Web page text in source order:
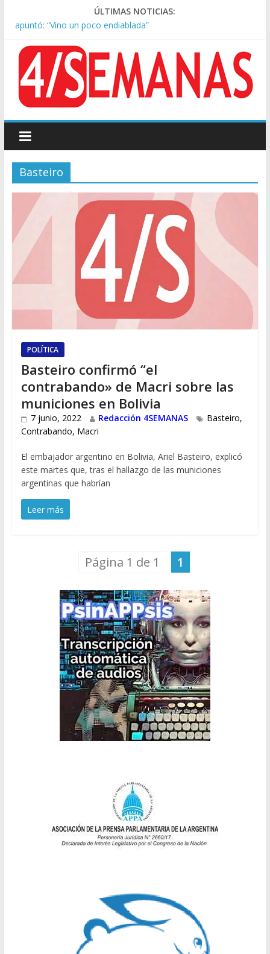
ÚLTIMAS NOTICIAS:
Tras la aprobación de la ley de propiedad privada, Bullrich
apuntó: “Vino un poco endiablada”
de propiedad privada
Condenaron a la red social Meta a pagar US$567 millones por
afectar la salud mental de niños
Represión frente al Congreso: tres detenidos durante la
protesta contra la Ley de Propiedad Privada
del capítulo de extranjerización
Basteiro
POLÍTICA
Basteiro confirmó “el
contrabando» de Macri sobre las
municiones en Bolivia
7 junio, 2022 Redacción 4SEMANAS Basteiro,
Contrabando, Macri
El embajador argentino en Bolivia, Ariel Basteiro, explicó
este martes que, tras el hallazgo de las municiones
argentinas que habrían
Leer más
Página 1 de 1 1